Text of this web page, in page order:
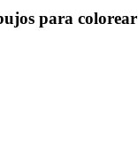
para colorear